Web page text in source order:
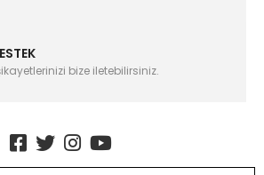
bize iletebilirsiniz.